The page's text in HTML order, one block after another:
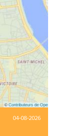
04-08-2026